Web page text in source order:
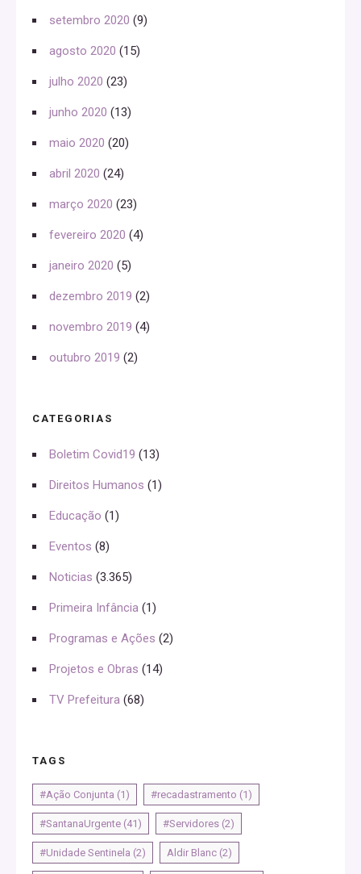
setembro 2020 (9)
agosto 2020 (15)
julho 2020 (23)
junho 2020 (13)
maio 2020 (20)
abril 2020 (24)
março 2020 (23)
fevereiro 2020 (4)
janeiro 2020 (5)
dezembro 2019 (2)
novembro 2019 (4)
outubro 2019 (2)
CATEGORIAS
Boletim Covid19 (13)
Direitos Humanos (1)
Educação (1)
Eventos (8)
Noticias (3.365)
Primeira Infância (1)
Programas e Ações (2)
Projetos e Obras (14)
TV Prefeitura (68)
TAGS
#Ação Conjunta (1) #recadastramento (1)
#SantanaUrgente (41) #Servidores (2)
#Unidade Sentinela (2) Aldir Blanc (2)